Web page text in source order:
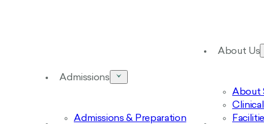
Admissions
Admissions & Preparation
About Us
About